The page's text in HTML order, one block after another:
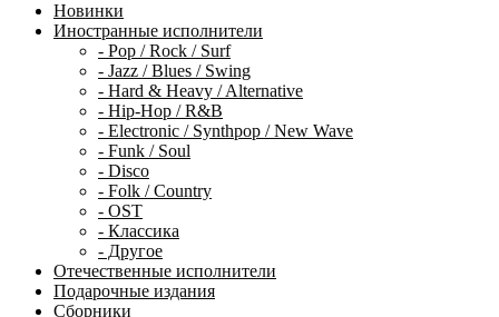
Новинки
Иностранные исполнители
- Pop / Rock / Surf
- Jazz / Blues / Swing
- Hard & Heavy / Alternative
- Hip-Hop / R&B
- Electronic / Synthpop / New Wave
- Funk / Soul
- Disco
- Folk / Country
- OST
- Классика
- Другое
Отечественные исполнители
Подарочные издания
Сборники